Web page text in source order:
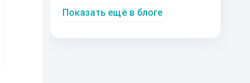
Показать ещё в блоге